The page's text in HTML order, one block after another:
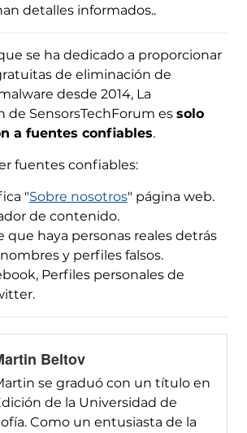
detalles informados..
se ha dedicado a proporcionar
de eliminación de
desde 2014, La
de SensorsTechForum es solo
a fuentes confiables.
fuentes confiables:
"Sobre nosotros" página web.
de contenido.
que haya personas reales detrás
y perfiles falsos.
Perfiles personales de
Beltov
se graduó con un título en
de la Universidad de
Como un entusiasta de la